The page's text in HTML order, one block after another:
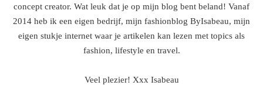
concept creator. Wat leuk dat je op mijn blog bent beland! Vanaf
2014 heb ik een eigen bedrijf, mijn fashionblog ByIsabeau, mijn
eigen stukje internet waar je artikelen kan lezen met topics als
fashion, lifestyle en travel.
Veel plezier! Xxx Isabeau